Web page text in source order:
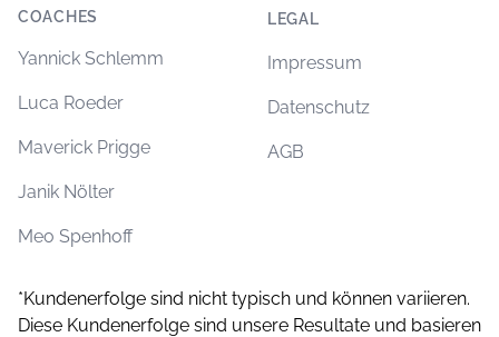
COACHES
Yannick Schlemm
Luca Roeder
Maverick Prigge
Janik Nölter
Meo Spenhoff
LEGAL
Impressum
Datenschutz
AGB
*Kundenerfolge sind nicht typisch und können variieren.
Diese Kundenerfolge sind unsere Resultate und basieren